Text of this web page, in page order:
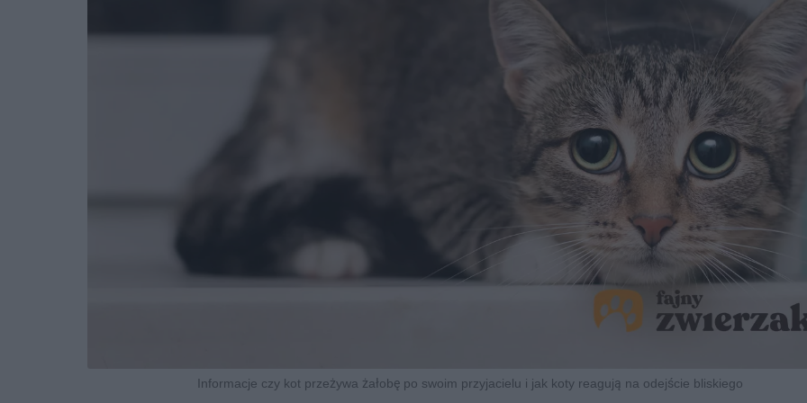
Informacje czy kot przeżywa żałobę po swoim przyjacielu i jak koty reagują na odejście bliskiego